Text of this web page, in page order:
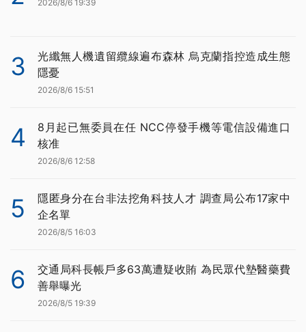
2026/8/6 19:39
3
光纖無人機遺留纜線遍布森林 烏克蘭指控造成生態
隱憂
2026/8/6 15:51
4
8月起已無委員在任 NCC停發手機等電信設備進口
核准
2026/8/6 12:58
5
隱匿身分在台非法挖角科技人才 調查局公布17家中
企名單
2026/8/5 16:03
6
交通局科長帳戶多63萬遭疑收賄 為民眾代墊醫藥費
善舉曝光
2026/8/5 19:39